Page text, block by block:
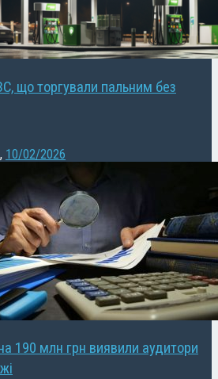
що торгували пальним без
, 10/02/2026
190 млн грн виявили аудитори